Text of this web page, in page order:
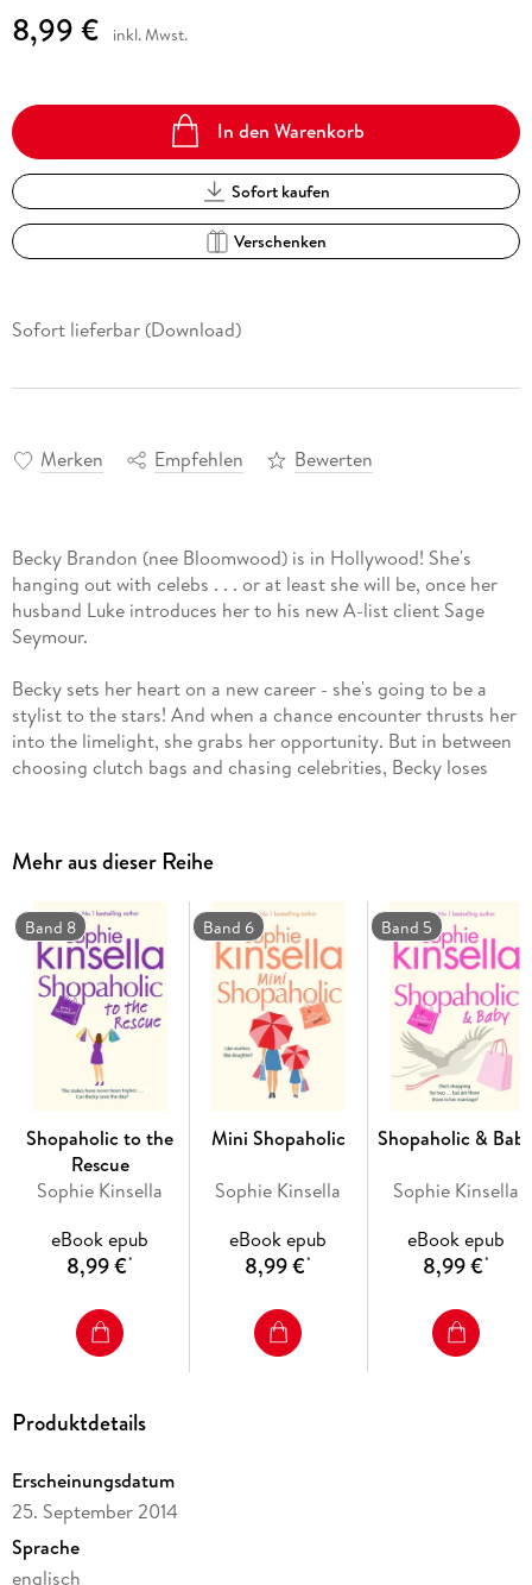
8,99 € inkl. Mwst.
In den Warenkorb
Sofort kaufen
Verschenken
Sofort lieferbar (Download)
Merken Empfehlen Bewerten
Becky Brandon (nee Bloomwood) is in Hollywood! She's
hanging out with celebs . . . or at least she will be, once her
husband Luke introduces her to his new A-list client Sage
Seymour.
Becky sets her heart on a new career - she's going to be a
stylist to the stars! And when a chance encounter thrusts her
into the limelight, she grabs her opportunity. But in between
choosing clutch bags and chasing celebrities, Becky loses
too far this time?
Everybody loves Sophie Kinsella:
"I almost cried with laughter"Daily Mail
"Hilarious . . . you'll laugh and gasp on every page" Jenny
Colgan
"Properly mood-altering . . . funny, fast and farcical. I loved
Jojo Moyes
"A superb tale. Five stars!"
Heat
OUT NOWthe new
bestseller from Sophie
Kinsella:CHRISTMAS SHOPAHOLIC
ALSO AVAILABLE
the irresistible new stand-alone novel:
LOVE YOUR LIFE
Mehr aus dieser Reihe
Band 8
Shopaholic to the
Rescue
Sophie Kinsella
eBook epub
8,99 €*
Band 6
Mini Shopaholic
Sophie Kinsella
eBook epub
8,99 €*
Band 5
Shopaholic &
Sophie Kinsella
eBook epub
8,99 €*
Produktdetails
Erscheinungsdatum
25. September 2014
Sprache
englisch